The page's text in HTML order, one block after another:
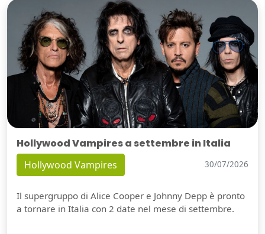
Hollywood Vampires a settembre in Italia
Hollywood Vampires 30/07/2026
Il supergruppo di Alice Cooper e Johnny Depp è pronto
a tornare in Italia con 2 date nel mese di settembre.